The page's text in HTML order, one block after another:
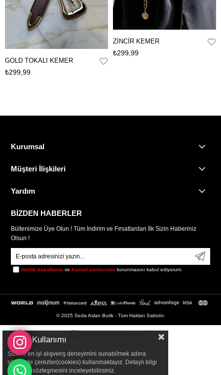
GOLD TOKALI KEMER
₺299,99
ZİNCİR KEMER
₺299,99
Kurumsal
Müşteri İlişkileri
Yardım
BİZDEN HABERLER
Bültenimize Üye Olun ! Tüm İndirim ve Fırsatlardan İlk Sizin Haberiniz
Olsun !
Üyelik koşullarını vekişisel verilerimin korunmasını kabul ediyorum.
© 2025 Seda Aslan Butik - Tüm Hakları Saklıdır.
Çerez Kullanımı
Sizlere en iyi alışveriş deneyimini sunabilmek adına
sitemizde çerezler(cookies) kullanmaktayız. Detaylı bilgi
için Kvkk sözleşmesini inceleyebilirsiniz.